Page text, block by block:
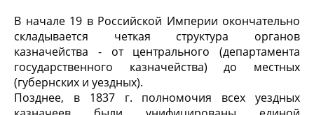
В начале 19 в Российской Империи окончательно
складывается четкая структура органов
казначейства - от центрального (департамента
государственного казначейства) до местных
(губернских и уездных).
Позднее, в 1837 г. полномочия всех уездных